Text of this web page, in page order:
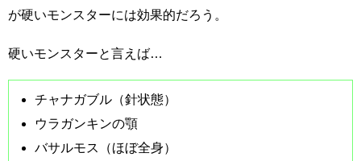
が硬いモンスターには効果的だろう。
硬いモンスターと言えば…
チャナガブル（針状態）
ウラガンキンの顎
バサルモス（ほぼ全身）